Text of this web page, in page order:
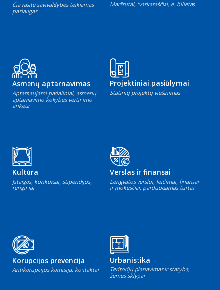
Čia rasite savivaldybės teikiamas
paslaugas
Maršrutai, tvarkaraščiai, e. bilietas
Asmenų aptarnavimas
Aptarnaujami padaliniai, asmenų
aptarnavimo kokybės vertinimo
anketa
Projektiniai pasiūlymai
Statinių projektų viešinimas
Kultūra
Įstaigos, konkursai, stipendijos,
renginiai
Verslas ir finansai
Lengvatos verslui, leidimai, finansai
ir mokesčiai, parduodamas turtas
Korupcijos prevencija
Antikorupcijos komisija, kontaktai
Urbanistika
Teritorijų planavimas ir statyba,
žemės sklypai